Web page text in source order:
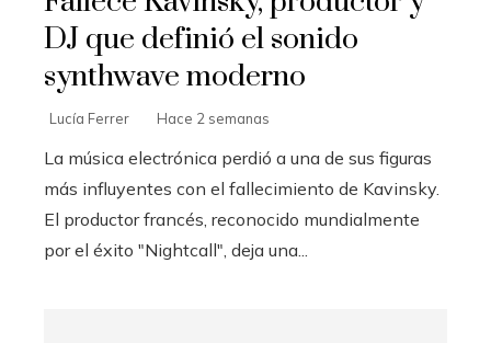
DJ que definió el sonido
synthwave moderno
Lucía Ferrer Hace 2 semanas
La música electrónica perdió a una de sus figuras
más influyentes con el fallecimiento de Kavinsky.
El productor francés, reconocido mundialmente
por el éxito "Nightcall", deja una...